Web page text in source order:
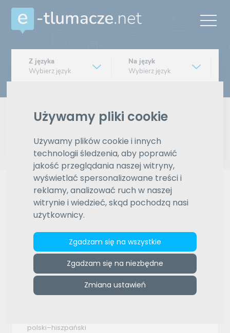
Używamy pliki cookie
Używamy plików cookie i innych
technologii śledzenia, aby poprawić
jakość przeglądania naszej witryny,
wyświetlać spersonalizowane treści i
reklamy, analizować ruch w naszej
witrynie i wiedzieć, skąd pochodzą nasi
użytkownicy.
Zgadzam się na wszystkie
Zgadzam się na niezbędne
Zmiana ustawień
Z języka
Wybierz język
Na język
Wybierz język
Wyszukiwanie zaawansowane
Reklama
e-tlumacze.net>Mateusz Praszkiewicz - Jakość ⭐⭐⭐⭐⭐
Oferta tłumaczenia - polski–hiszpański
Oferta tłumaczenia
polski–hiszpański